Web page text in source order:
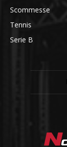
Scommesse
Tennis
Serie B